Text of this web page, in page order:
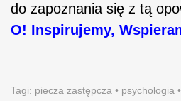
do zapoznania się z tą
O! Inspirujemy,
Tagi: piecza zastępcza • psychologia •